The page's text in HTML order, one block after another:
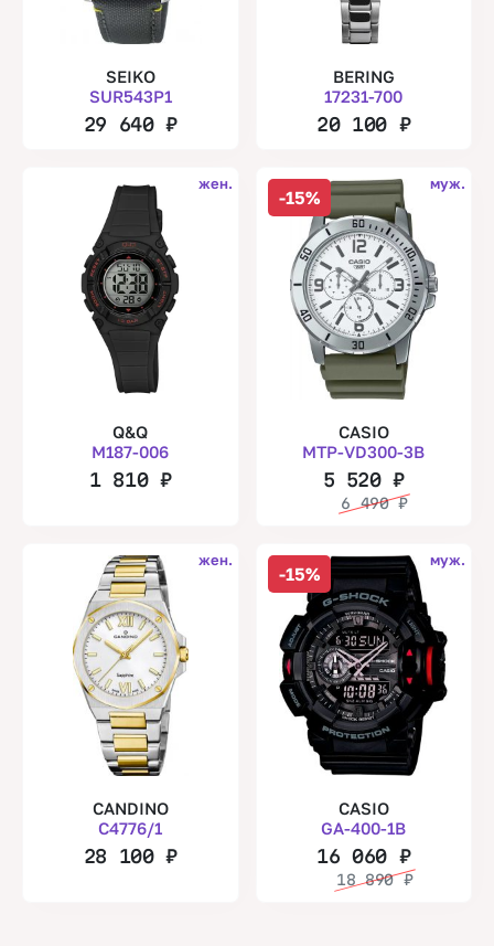
SEIKO
SUR543P1
29 640₽
BERING
17231-700
20 100 ₽
жен.
Q&Q
M187-006
1 810 ₽
-15%
муж.
CASIO
MTP-VD300-3B
5 520₽
6 490₽
жен.
CANDINO
C4776/1
28 100₽
-15%
муж.
CASIO
GA-400-1B
16 060 ₽
18 890₽